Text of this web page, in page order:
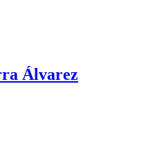
Álvarez